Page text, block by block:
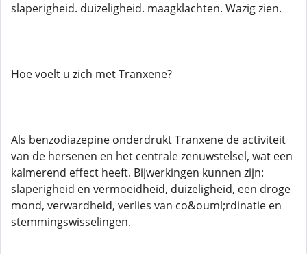
slaperigheid. duizeligheid. maagklachten. Wazig zien.
Hoe voelt u zich met Tranxene?
Als benzodiazepine onderdrukt Tranxene de activiteit
van de hersenen en het centrale zenuwstelsel, wat een
kalmerend effect heeft. Bijwerkingen kunnen zijn:
slaperigheid en vermoeidheid, duizeligheid, een droge
mond, verwardheid, verlies van co&ouml;rdinatie en
stemmingswisselingen.